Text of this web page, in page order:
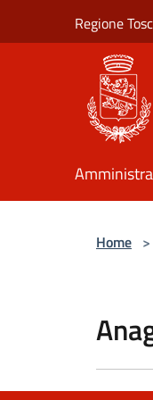
Regione
Home >